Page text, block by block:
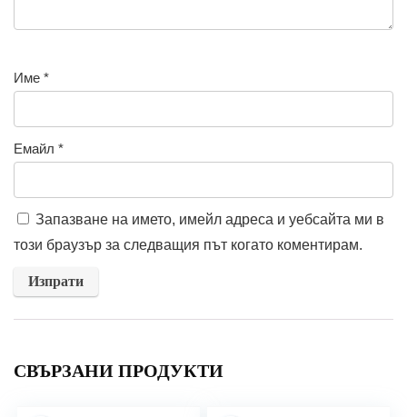
Име *
Емайл *
Запазване на името, имейл адреса и уебсайта ми в
този браузър за следващия път когато коментирам.
СВЪРЗАНИ ПРОДУКТИ